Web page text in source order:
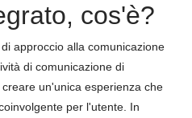
cos'è?
approccio alla comunicazione
di comunicazione di
un'unica esperienza che
per l'utente. In